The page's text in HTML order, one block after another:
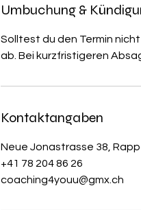
Umbuchung &
Solltest du den Termin
ab. Bei kurzfristigeren
Kontaktangaben
Neue Jonastrasse 38,
+41 78 204 86 26
coaching4youu@gmx.ch